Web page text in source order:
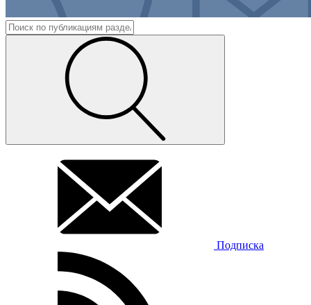
Подписка